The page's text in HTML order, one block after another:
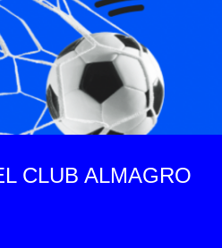
CLUB ALMAGRO